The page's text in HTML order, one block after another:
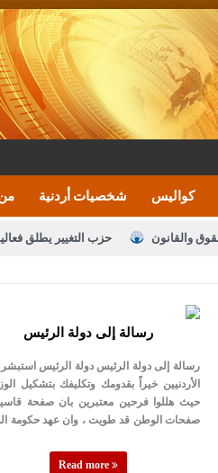
شخصيات أردنية كواليس
حزب التغيير يطلق والقانون
النواب يقر فاعلة مع الإعلام
دعوة المكلفين بخدمة العلم (الدفعة
القاضي محمود أحمد
رسالة إلى دولة الرئيس
رسالة إلى دولة الرئيس دولة الرئيس
الأردنيين خيراً بقدومك وتكليفك بتشكيل
حيث هللوا فرحين معتبرين بان صفحة
صفحات الوطن قد طويت ، وان عهد حكومة
Read more